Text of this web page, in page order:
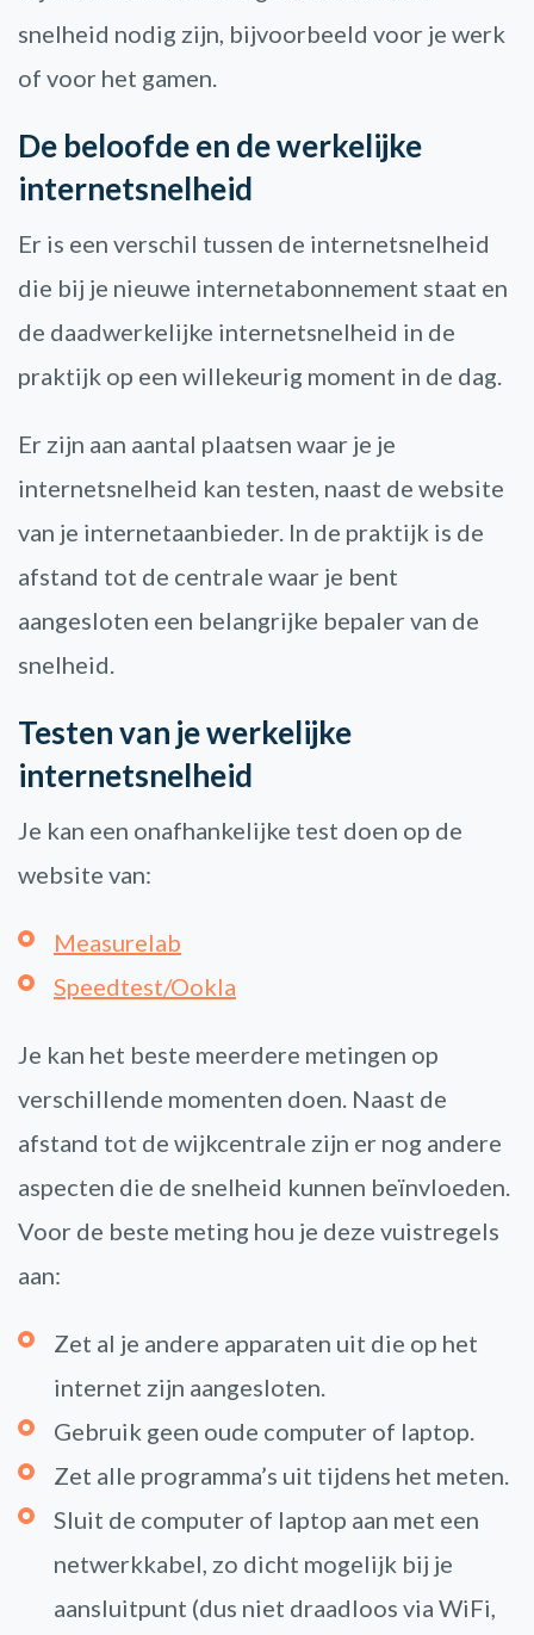
snelheid nodig zijn, bijvoorbeeld voor je werk
of voor het gamen.
De beloofde en de werkelijke
internetsnelheid
Er is een verschil tussen de internetsnelheid
die bij je nieuwe internetabonnement staat en
de daadwerkelijke internetsnelheid in de
praktijk op een willekeurig moment in de dag.
Er zijn aan aantal plaatsen waar je je
internetsnelheid kan testen, naast de website
van je internetaanbieder. In de praktijk is de
afstand tot de centrale waar je bent
aangesloten een belangrijke bepaler van de
snelheid.
Testen van je werkelijke
internetsnelheid
Je kan een onafhankelijke test doen op de
website van:
Measurelab
Speedtest/Ookla
Je kan het beste meerdere metingen op
verschillende momenten doen. Naast de
afstand tot de wijkcentrale zijn er nog andere
aspecten die de snelheid kunnen beïnvloeden.
Voor de beste meting hou je deze vuistregels
aan:
Zet al je andere apparaten uit die op het
internet zijn aangesloten.
Gebruik geen oude computer of laptop.
Zet alle programma’s uit tijdens het meten.
Sluit de computer of laptop aan met een
netwerkkabel, zo dicht mogelijk bij je
aansluitpunt (dus niet draadloos via WiFi,